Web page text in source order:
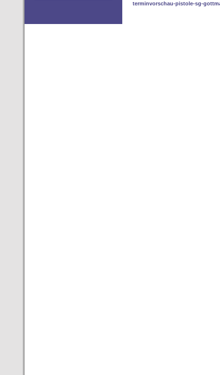
terminvorschau-pistole-sg-